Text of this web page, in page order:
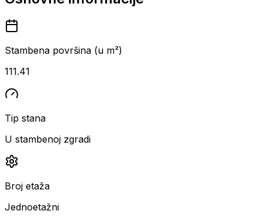
Stambena površina (u m²)
111.41
Tip stana
U stambenoj zgradi
Broj etaža
Jednoetažni